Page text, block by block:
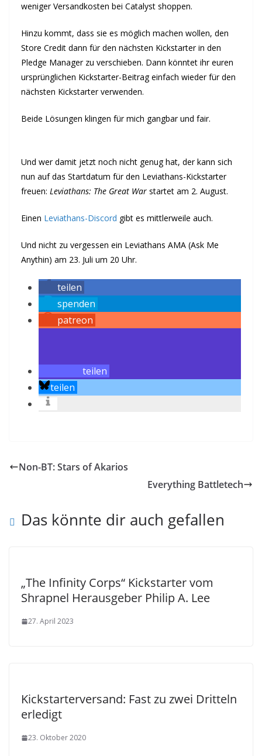
weniger Versandkosten bei Catalyst shoppen.
Hinzu kommt, dass sie es möglich machen wollen, den
Store Credit dann für den nächsten Kickstarter in den
Pledge Manager zu verschieben. Dann könntet ihr euren
ursprünglichen Kickstarter-Beitrag einfach wieder für den
nächsten Kickstarter verwenden.
Beide Lösungen klingen für mich gangbar und fair.
Und wer damit jetzt noch nicht genug hat, der kann sich
nun auf das Startdatum für den Leviathans-Kickstarter
freuen: Leviathans: The Great War startet am 2. August.
Einen Leviathans-Discord gibt es mittlerweile auch.
Und nicht zu vergessen ein Leviathans AMA (Ask Me
Anythin) am 23. Juli um 20 Uhr.
teilen
spenden
patreon
teilen
teilen
Non-BT: Stars of Akarios
Everything Battletech
Das könnte dir auch gefallen
„The Infinity Corps“ Kickstarter vom
Shrapnel Herausgeber Philip A. Lee
27. April 2023
Kickstarterversand: Fast zu zwei Dritteln
erledigt
23. Oktober 2020